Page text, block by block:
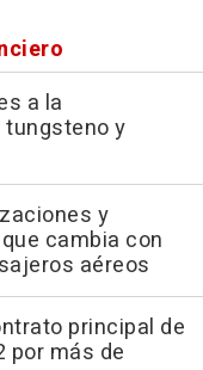
a la
y
y
cambia con
aéreos
principal de
por más de